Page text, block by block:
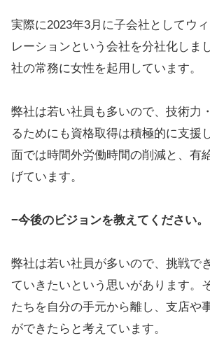
実際に2023年3月に子会社としてウ
レーションという会社を分社化しま
社の常務に女性を起用しています。
弊社は若い社員も多いので、技術力
るためにも資格取得は積極的に支援
面では時間外労働時間の削減と、有
げています。
−今後のビジョンを教えてください。
弊社は若い社員が多いので、挑戦で
ていきたいという思いがあります。
たちを自分の手元から離し、支店や
ができたらと考えています。